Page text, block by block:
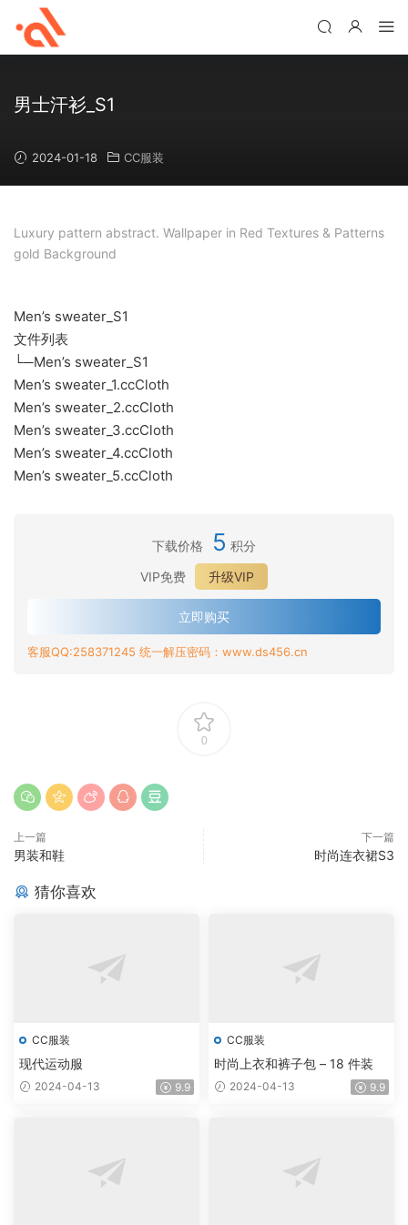
男士汗衫_S1
2024-01-18 CC服装
Luxury pattern abstract. Wallpaper in Red Textures & Patterns
gold Background
Men’s sweater_S1
文件列表
└─Men’s sweater_S1
Men’s sweater_1.ccCloth
Men’s sweater_2.ccCloth
Men’s sweater_3.ccCloth
Men’s sweater_4.ccCloth
Men’s sweater_5.ccCloth
下载价格 5 积分
VIP免费
升级VIP
立即购买
客服QQ:258371245 统一解压密码：www.ds456.cn
0
上一篇
男装和鞋
下一篇
时尚连衣裙S3
猜你喜欢
CC服装
现代运动服
2024-04-13 9.9
CC服装
时尚上衣和裤子包 – 18 件装
2024-04-13 9.9